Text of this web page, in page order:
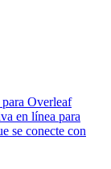
Overleaf
en línea para
se conecte con